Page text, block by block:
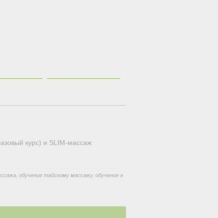
.
курс) и SLIM-массаж
обучение тайскому массажу, обучение в